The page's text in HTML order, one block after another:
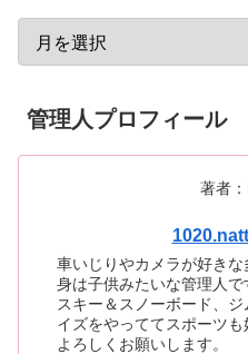
管理人プロフィール
著者
車いじりやカメラが好き
身は子供みたいな管理人で
スキー＆スノーボード、
イズをやっててスポーツも
よろしくお願いします。